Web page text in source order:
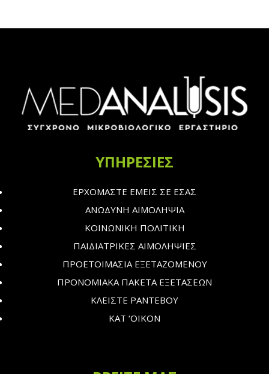
ΥΠΗΡΕΣΙΕΣ
ΕΡΧΟΜΑΣΤΕ ΕΜΕΙΣ ΣΕ ΕΣΑΣ
ΑΝΩΔΥΝΗ ΑΙΜΟΛΗΨΙΑ
ΚΟΙΝΩΝΙΚΗ ΠΟΛΙΤΙΚΗ
ΠΑΙΔΙΑΤΡΙΚΕΣ ΑΙΜΟΛΗΨΙΕΣ
ΠΡΟΕΤΟΙΜΑΣΙΑ ΕΞΕΤΑΖΟΜΕΝΟΥ
ΠΡΟΝΟΜΙΑΚΑ ΠΑΚΕΤΑ ΕΞΕΤΑΣΕΩΝ
ΚΛΕΙΣΤΕ ΡΑΝΤΕΒΟΥ
ΚΑΤ ‘ΟΙΚΟΝ